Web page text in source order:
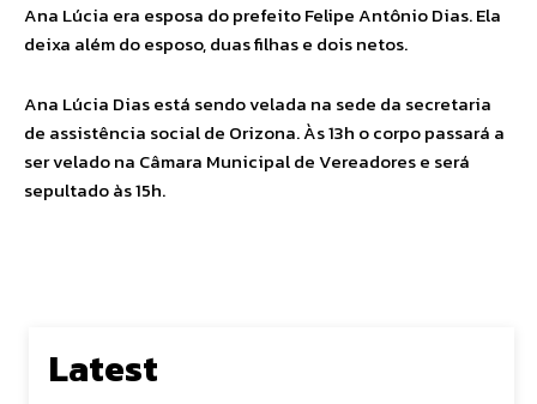
Ana Lúcia era esposa do prefeito Felipe Antônio Dias. Ela
deixa além do esposo, duas filhas e dois netos.
Ana Lúcia Dias está sendo velada na sede da secretaria
de assistência social de Orizona. Às 13h o corpo passará a
ser velado na Câmara Municipal de Vereadores e será
sepultado às 15h.
Latest